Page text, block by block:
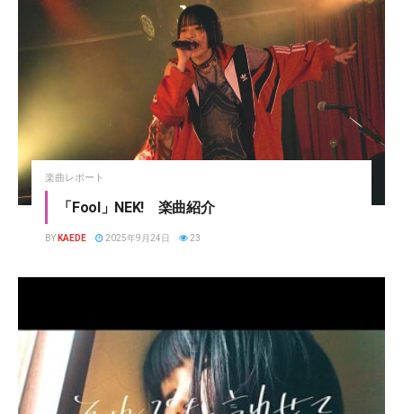
楽曲レポート
「Fool」NEK! 楽曲紹介
BY KAEDE 2025年9月24日 23